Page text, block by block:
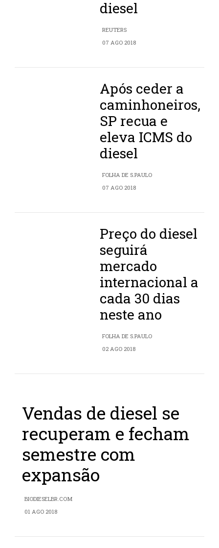
diesel
REUTERS
07 AGO 2018
Após ceder a
caminhoneiros,
SP recua e
eleva ICMS do
diesel
FOLHA DE S.PAULO
07 AGO 2018
Preço do diesel
seguirá
mercado
internacional a
cada 30 dias
neste ano
FOLHA DE S.PAULO
02 AGO 2018
Vendas de diesel se
recuperam e fecham
semestre com
expansão
BIODIESELBR.COM
01 AGO 2018